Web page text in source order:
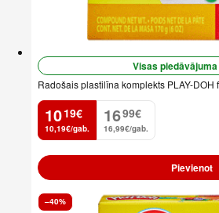
Visas
Radošais plastilīna komplekts PLAY-DOH
10
. 19€
10,19€/gab.
16
. 99€
16,99€/gab.
Pievienot
–40%